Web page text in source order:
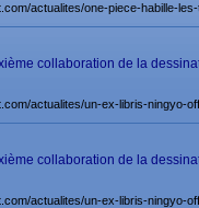
actualites/one-piece-habille-
collaboration de la
actualites/un-ex-libris-ningyo-
collaboration de la
actualites/un-ex-libris-ningyo-